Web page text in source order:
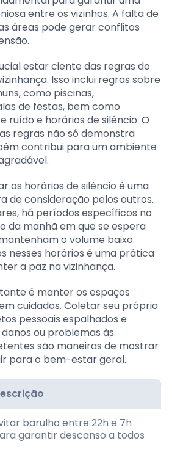
entre os vizinhos. A falta de
áreas pode gerar conflitos
estar ciente das regras do
Isso inclui regras sobre
como piscinas,
de festas, bem como
ruído e horários de silêncio. O
regras não só demonstra
contribui para um ambiente
os horários de silêncio é uma
de consideração pelos outros.
há períodos específicos no
da manhã em que se espera
o volume baixo.
nesses horários é uma prática
a paz na vizinhança.
é manter os espaços
cuidados. Coletar seu próprio
pessoais espalhados e
ou problemas às
são maneiras de mostrar
para o bem-estar geral.
barulho entre 22h e 7h
garantir descanso a todos